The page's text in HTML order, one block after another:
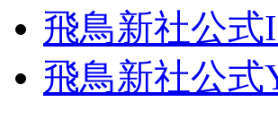
飛鳥新社公式
飛鳥新社公式